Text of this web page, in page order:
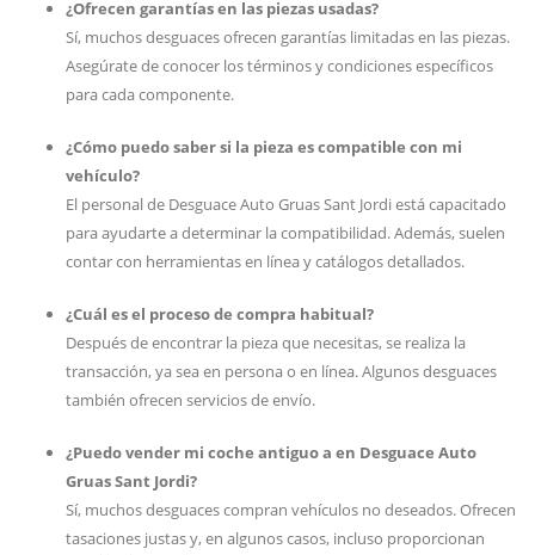
¿Ofrecen garantías en las piezas usadas?
Sí, muchos desguaces ofrecen garantías limitadas en las piezas.
Asegúrate de conocer los términos y condiciones específicos
para cada componente.
¿Cómo puedo saber si la pieza es compatible con mi
vehículo?
El personal de Desguace Auto Gruas Sant Jordi está capacitado
para ayudarte a determinar la compatibilidad. Además, suelen
contar con herramientas en línea y catálogos detallados.
¿Cuál es el proceso de compra habitual?
Después de encontrar la pieza que necesitas, se realiza la
transacción, ya sea en persona o en línea. Algunos desguaces
también ofrecen servicios de envío.
¿Puedo vender mi coche antiguo a en Desguace Auto
Gruas Sant Jordi?
Sí, muchos desguaces compran vehículos no deseados. Ofrecen
tasaciones justas y, en algunos casos, incluso proporcionan